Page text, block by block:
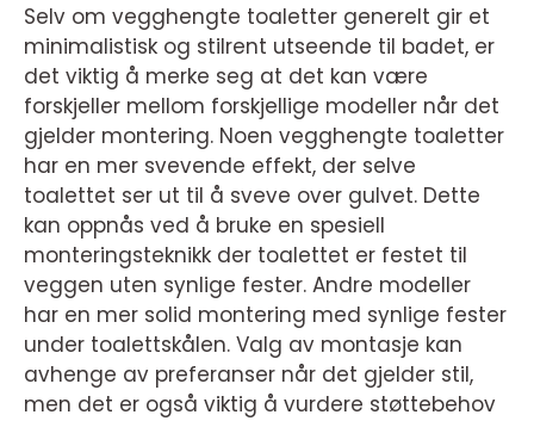
Selv om vegghengte toaletter generelt gir et
minimalistisk og stilrent utseende til badet, er
det viktig å merke seg at det kan være
forskjeller mellom forskjellige modeller når det
gjelder montering. Noen vegghengte toaletter
har en mer svevende effekt, der selve
toalettet ser ut til å sveve over gulvet. Dette
kan oppnås ved å bruke en spesiell
monteringsteknikk der toalettet er festet til
veggen uten synlige fester. Andre modeller
har en mer solid montering med synlige fester
under toalettskålen. Valg av montasje kan
avhenge av preferanser når det gjelder stil,
men det er også viktig å vurdere støttebehov